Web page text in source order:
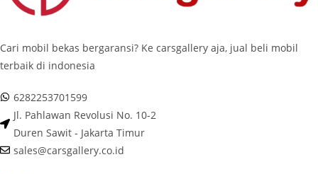
Cari mobil bekas bergaransi? Ke carsgallery aja, jual beli mobil
terbaik di indonesia
6282253701599
Jl. Pahlawan Revolusi No. 10-2
Duren Sawit - Jakarta Timur
sales@carsgallery.co.id